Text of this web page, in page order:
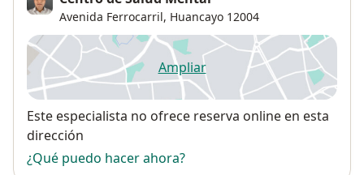
Avenida Ferrocarril, Huancayo 12004
Ampliarse abre en una nueva
Disponibilidad
Este especialista no ofrece reserva online en esta
dirección
¿Qué puedo hacer ahora?